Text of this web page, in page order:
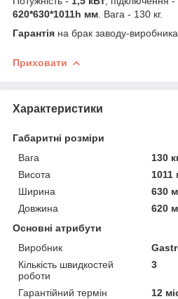
620*630*1011h мм . Вага - 130 кг.
Гарантія на брак заводу-
Приховати
Характеристики
Габаритні розміри
Вага
130
Висота
1011
Ширина
630
Довжина
620
Основні атрибути
Виробник
Кількість швидкостей
роботи
3
Гарантійний термін
12